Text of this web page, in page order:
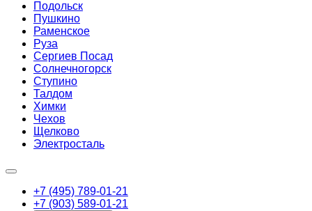
Подольск
Пушкино
Раменское
Руза
Сергиев Посад
Солнечногорск
Ступино
Талдом
Химки
Чехов
Щелково
Электросталь
+7 (495) 789-01-21
+7 (903) 589-01-21